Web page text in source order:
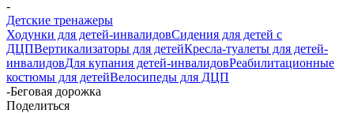
-
Детские тренажеры
Ходунки для детей-инвалидовСидения для детей с
ДЦПВертикализаторы для детейКресла-туалеты для детей-
инвалидовДля купания детей-инвалидовРеабилитационные
костюмы для детейВелосипеды для ДЦП
-Беговая дорожка
Поделиться